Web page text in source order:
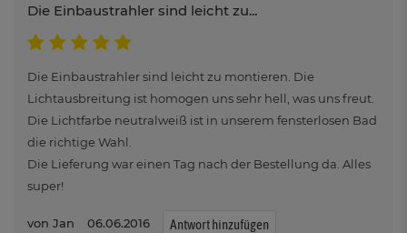
Die Einbaustrahler sind leicht zu...
Die Einbaustrahler sind leicht zu montieren. Die
Lichtausbreitung ist homogen uns sehr hell, was uns freut.
Die Lichtfarbe neutralweiß ist in unserem fensterlosen Bad
die richtige Wahl.
Die Lieferung war einen Tag nach der Bestellung da. Alles
super!
Jan 06.06.2016 Antwort hinzufügen